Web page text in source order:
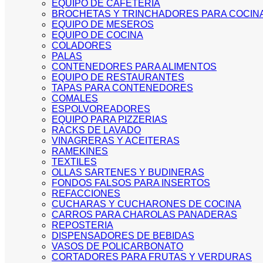
EQUIPO DE CAFETERIA
BROCHETAS Y TRINCHADORES PARA
EQUIPO DE MESEROS
EQUIPO DE COCINA
COLADORES
PALAS
CONTENEDORES PARA ALIMENTOS
EQUIPO DE RESTAURANTES
TAPAS PARA CONTENEDORES
COMALES
ESPOLVOREADORES
EQUIPO PARA PIZZERIAS
RACKS DE LAVADO
VINAGRERAS Y ACEITERAS
RAMEKINES
TEXTILES
OLLAS SARTENES Y BUDINERAS
FONDOS FALSOS PARA INSERTOS
REFACCIONES
CUCHARAS Y CUCHARONES DE COCINA
CARROS PARA CHAROLAS PANADERAS
REPOSTERIA
DISPENSADORES DE BEBIDAS
VASOS DE POLICARBONATO
CORTADORES PARA FRUTAS Y VERDURAS